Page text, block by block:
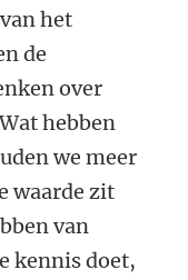
het
de
over
hebben
we meer
waarde zit
van
kennis doet,